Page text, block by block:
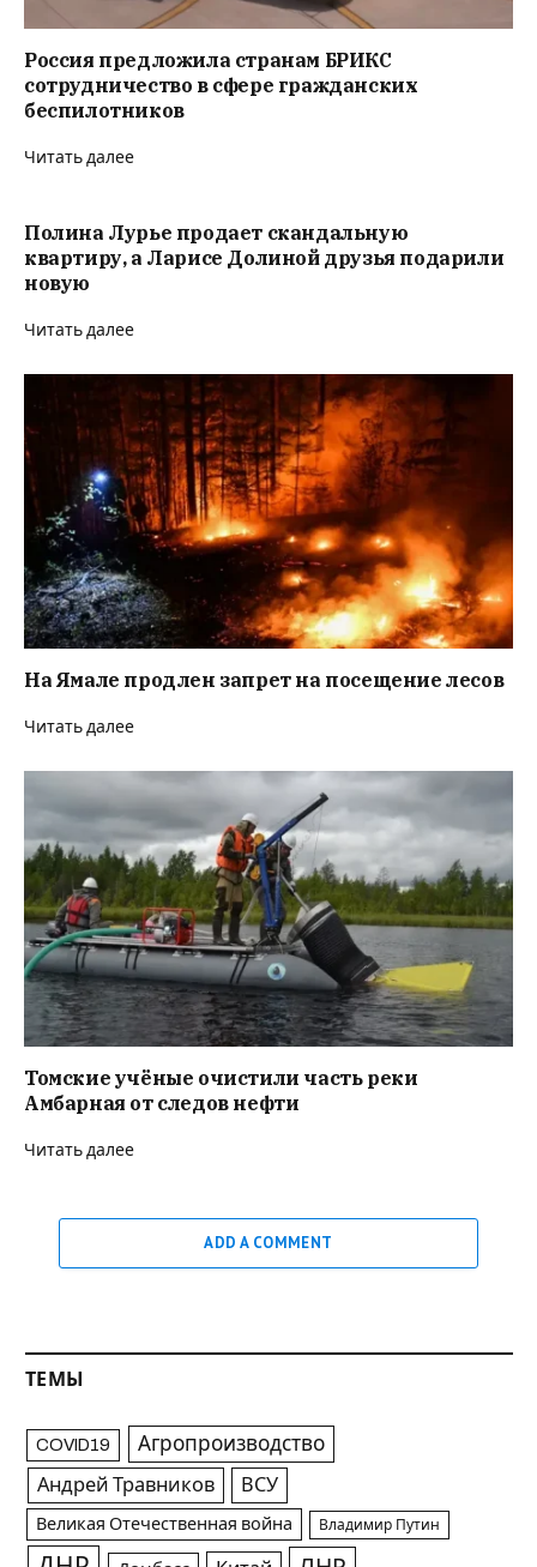
Россия предложила странам БРИКС
сотрудничество в сфере гражданских
беспилотников
Читать далее
Полина Лурье продает скандальную
квартиру, а Ларисе Долиной друзья подарили
новую
Читать далее
На Ямале продлен запрет на посещение лесов
Читать далее
Томские учёные очистили часть реки
Амбарная от следов нефти
Читать далее
ADD A COMMENT
ТЕМЫ
COVID19 Агропроизводство
Андрей Травников ВСУ
Великая Отечественная война Владимир Путин